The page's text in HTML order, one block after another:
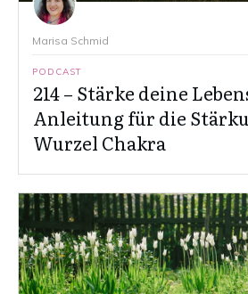
Marisa Schmid
PODCAST
214 – Stärke deine
Anleitung für die
Wurzel Chakra